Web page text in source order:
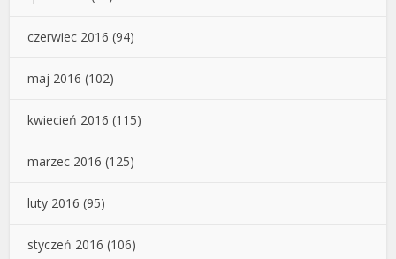
czerwiec 2016 (94)
maj 2016 (102)
kwiecień 2016 (115)
marzec 2016 (125)
luty 2016 (95)
styczeń 2016 (106)